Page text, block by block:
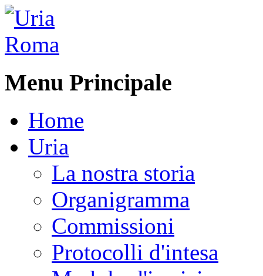
Menu Principale
Home
Uria
La nostra storia
Organigramma
Commissioni
Protocolli d'intesa